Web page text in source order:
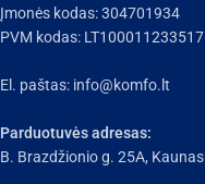
Įmonės kodas: 304701934
PVM kodas: LT100011233517
El. paštas: info@komfo.lt
Parduotuvės adresas:
B. Brazdžionio g. 25A, Kaunas